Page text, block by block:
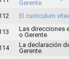
Gerente.
El curriculum
Las direcciones
o Gerente.
La declaración
Gerente.